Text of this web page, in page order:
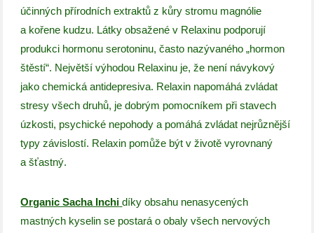
účinných přírodních extraktů z kůry stromu magnólie
a kořene kudzu. Látky obsažené v Relaxinu podporují
produkci hormonu serotoninu, často nazývaného „hormon
štěstí“. Největší výhodou Relaxinu je, že není návykový
jako chemická antidepresiva. Relaxin napomáhá zvládat
stresy všech druhů, je dobrým pomocníkem při stavech
úzkosti, psychické nepohody a pomáhá zvládat nejrůznější
typy závislostí. Relaxin pomůže být v životě vyrovnaný
a šťastný.
Organic Sacha Inchi díky obsahu nenasycených
mastných kyselin se postará o obaly všech nervových